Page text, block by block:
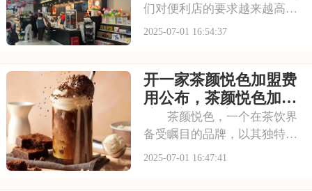
们对便利店的要求越来越高，
不仅追求商品的丰富性，更注
泛的门店网络和丰富的商品种
类，赢得了市场的认可。每一
间711店铺都
2025-07-01 16:54:37
开一家茶颜悦色加盟费
用公布，茶颜悦色加盟
流程详解内容介绍
茶颜悦色，一个在茶饮界
备受瞩目的品牌，以其独特的
中式茶饮风格和深厚的文化底
2025-07-01 16:47:41